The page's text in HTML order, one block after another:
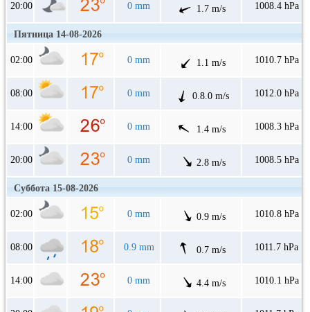
20:00 0 mm 1.7 m/s 1008.4 hPa
Пятница 14-08-2026
02:00 0 mm 1.1 m/s 1010.7 hPa
08:00 0 mm 0.8.0 m/s 1012.0 hPa
14:00 0 mm 1.4 m/s 1008.3 hPa
20:00 0 mm 2.8 m/s 1008.5 hPa
Суббота 15-08-2026
02:00 0 mm 0.9 m/s 1010.8 hPa
08:00 0.9 mm 0.7 m/s 1011.7 hPa
14:00 0 mm 4.4 m/s 1010.1 hPa